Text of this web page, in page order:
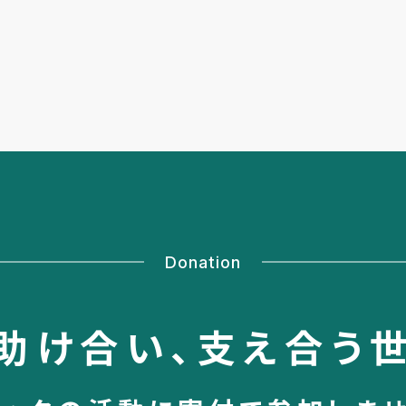
Donation
け合い、 支え合う